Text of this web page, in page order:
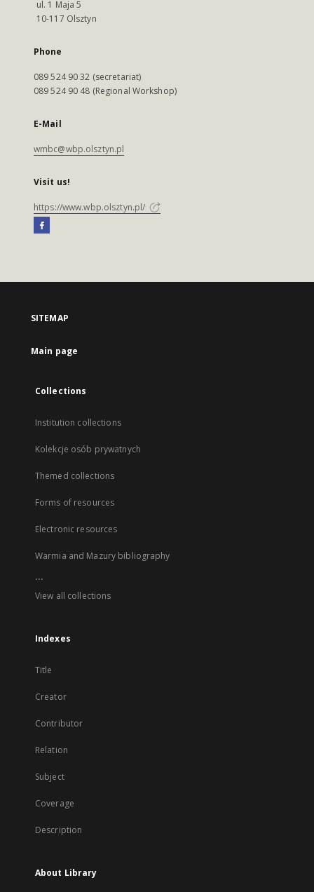
ul. 1 Maja 5
10-117 Olsztyn
Phone
089 524 90 32 (secretariat)
089 524 90 48 (Regional Workshop)
E-Mail
wmbc@wbp.olsztyn.pl
Visit us!
https://www.wbp.olsztyn.pl/
SITEMAP
Main page
Collections
Institution collections
Kolekcje osób prywatnych
Themed collections
Forms of resources
Electronic resources
Warmia and Mazury bibliography
...
View all collections
Indexes
Title
Creator
Contributor
Relation
Subject
Coverage
Description
About Library